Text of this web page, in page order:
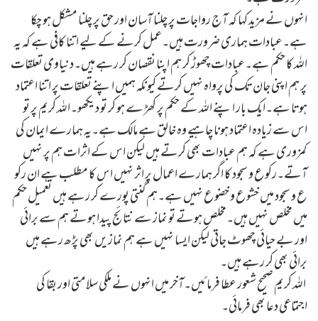
انہوں نے مزید کہا کہ آج رواجات پر چلنا آسان اور حق پر چلنا مشکل ہو چکا
ہے۔عبادات ہماری ضرورت ہیں۔عمل کرنے کے لیے اتنا کافی ہے کہ یہ
اللہ کا حکم ہے۔عبادات چھوڑ کر ہم اپنا نقصان کر رہے ہیں۔دنیاوی تعلقات
پر ہم اپنی جان تک کی پرواہ نہیں کرتے کیونکہ ہمیں اپنے تعلقات پر اتنا اعتماد
ہوتا ہے۔ایک بار اپنے اللہ کے حکم پر کھڑ ے ہو کر تو دیکھو۔اللہ کریم پر تو
اس سے زیادہ اعتماد ہونا چاہیے وہ خالق ہے مالک ہے۔یہ ہمارے ایمان کی
کمزوری ہے کہ ہم عبادات بھی کرتے ہیں لیکن اس کے اثرات ہم پر نہیں
آتے۔رکوع و سجود کا اگر ہمارے اعمال پر اثر نہیں اس کا مطلب ہے ان رکو
ع و سجود میں خشوع و خضوع نہیں ہے۔ہم گنتی پورے کر رہے ہیں تعمیل حکم
میں مخلص نہیں ہیں۔مخلص ہوتے تو نماز سے نتائج پیدا ہوتے ہم سے برائی
اور بے حیائی چھوٹ جاتی لیکن ایسا نہیں ہے ہم نمازیں بھی پڑھ رہے ہیں
برائی بھی کر رہے ہیں۔
اللہ کریم صحیح شعور عطا فرمائیں۔آخر میں انہوں نے ملکی سلامتی اور بقا کی
اجتماعی دعا بھی فرمائی۔